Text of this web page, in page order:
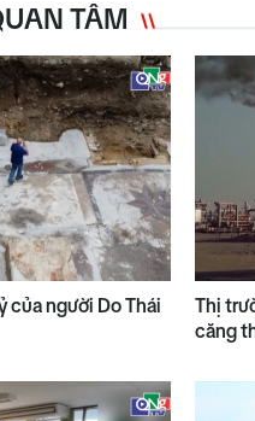
TÂM
của người Do Thái
Thị
căng